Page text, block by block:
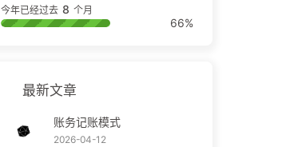
今年已经过去 8 个月
66%
最新文章
账务记账模式
2026-04-12